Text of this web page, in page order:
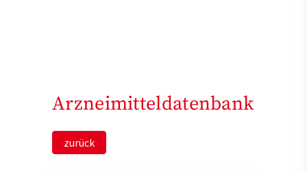
Arzneimitteldatenbank
zurück